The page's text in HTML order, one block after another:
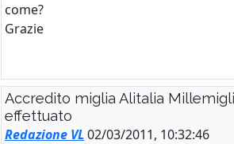
come?
Grazie
Accredito miglia Alitalia
effettuato
Redazione VL02/03/2011, 10:32:46